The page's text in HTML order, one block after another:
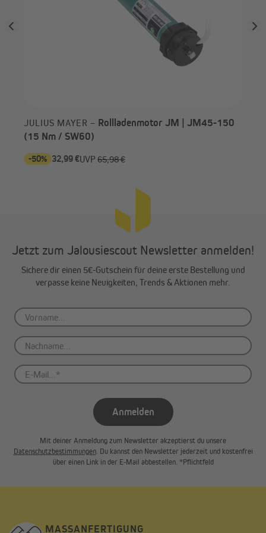
Das Rollladengewicht kann mittels folgender Behanggewichte je
Quadratmeter und Material errechnet werden:
Kunststoffrollläden wiegen ca. 5,5 kg/m²
Holzrollläden wiegen ca. 11,0 kg/m²
Formel zur Errechnung des Rollladengewichts:
Rollladenbreite) x Gewicht des Behangmaterials x 110 %
JULIUS MAYER – Rollladenmotor JM | JM45-150
(15 Nm / SW60)
-50% 32,99 €UVP 65,98 €
Jetzt zum Jalousiescout Newsletter anmelden!
Sichere dir einen 5€-Gutschein für deine erste Bestellung und
verpasse keine Neuigkeiten, Trends & Aktionen mehr.
Anmelden
Mit deiner Anmeldung zum Newsletter akzeptierst du unsere
Datenschutzbestimmungen. Du kannst den Newsletter jederzeit und kostenfrei
über einen Link in der E-Mail abbestellen. *Pflichtfeld
MASSANFERTIGUNG